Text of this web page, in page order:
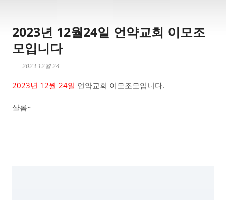
2023년 12월24일 언약교회 이모조
모입니다
2023 12월 24
2023년 12월 24일 언약교회 이모조모입니다.
샬롬~